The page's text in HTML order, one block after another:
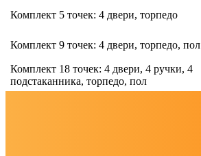
Комплект 5 точек: 4 двери, торпедо
Комплект 9 точек: 4 двери, торпедо, пол
Комплект 18 точек: 4 двери, 4 ручки, 4
подстаканника, торпедо, пол